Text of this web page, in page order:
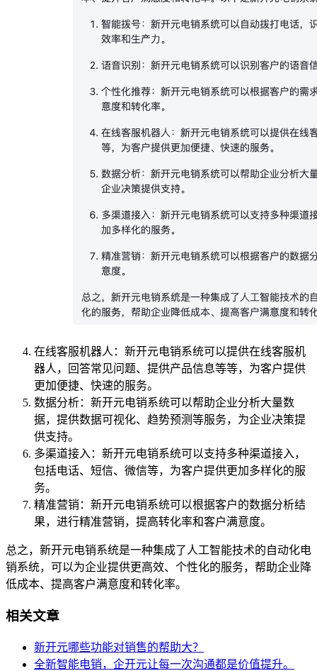
在线客服机器人：新开元电销系统可以提供在线客服机
器人，回答常见问题、提供产品信息等等，为客户提供
更加便捷、快速的服务。
数据分析：新开元电销系统可以帮助企业分析大量数
据，提供数据可视化、趋势预测等服务，为企业决策提
供支持。
多渠道接入：新开元电销系统可以支持多种渠道接入，
包括电话、短信、微信等，为客户提供更加多样化的服
务。
精准营销：新开元电销系统可以根据客户的数据分析结
果，进行精准营销，提高转化率和客户满意度。
总之，新开元电销系统是一种集成了人工智能技术的自动化电
销系统，可以为企业提供更高效、个性化的服务，帮助企业降
低成本、提高客户满意度和转化率。
相关文章
新开元哪些功能对销售的帮助大？
全新智能电销，企开元让每一次沟通都是价值提升。